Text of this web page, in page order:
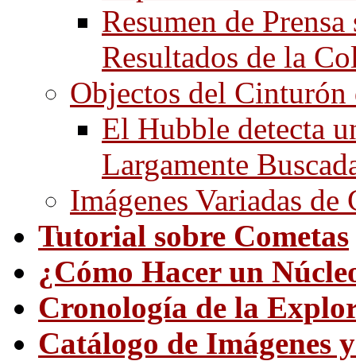
Resumen de
Resultados de la
Objectos del
El Hubble detecta
Largamente
Imágenes Variadas de
Tutorial sobre Cometas
¿Cómo Hacer un
Cronología de la
Catálogo de Imágenes